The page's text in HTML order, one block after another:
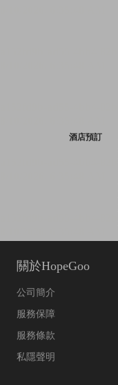
酒店預訂
關於HopeGoo
公司簡介
服務保障
服務條款
私隱聲明